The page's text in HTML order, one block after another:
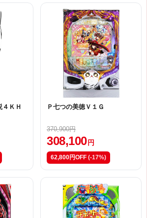
４ＫＨ
Ｐ七つの美徳Ｖ１Ｇ
370,900円
308,100 円
62,800円OFF (-17%)